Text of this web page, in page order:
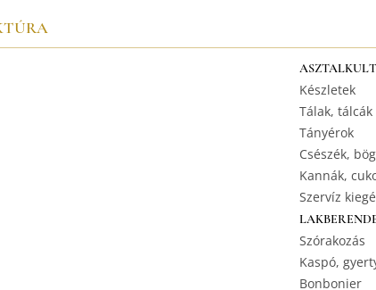
Készletek
Tálak, tálcák
Tányérok
Csészék,
Kannák,
Szervíz
Szórakozás
Kaspó,
Bonbonier